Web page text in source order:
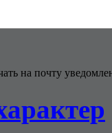
на почту